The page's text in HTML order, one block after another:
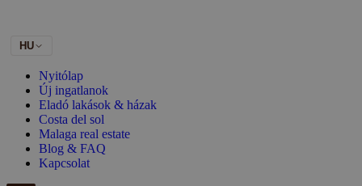
HU
Nyitólap
Új ingatlanok
Eladó lakások & házak
Costa del sol
Malaga real estate
Blog & FAQ
Kapcsolat